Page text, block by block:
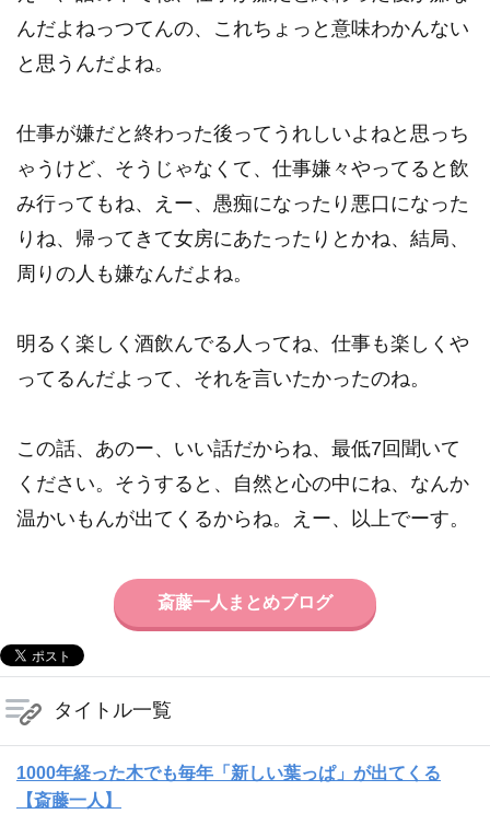
んだよねっつてんの、これちょっと意味わかんない
と思うんだよね。
仕事が嫌だと終わった後ってうれしいよねと思っち
ゃうけど、そうじゃなくて、仕事嫌々やってると飲
み行ってもね、えー、愚痴になったり悪口になった
りね、帰ってきて女房にあたったりとかね、結局、
周りの人も嫌なんだよね。
明るく楽しく酒飲んでる人ってね、仕事も楽しくや
ってるんだよって、それを言いたかったのね。
この話、あのー、いい話だからね、最低7回聞いて
ください。そうすると、自然と心の中にね、なんか
温かいもんが出てくるからね。えー、以上でーす。
斎藤一人まとめブログ
タイトル一覧
1000年経った木でも毎年「新しい葉っぱ」が出てくる
【斎藤一人】